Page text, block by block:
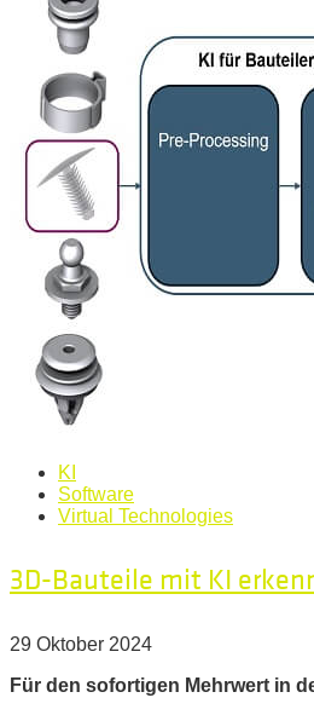
KI
Software
Virtual Technologies
3D-Bauteile mit KI
29 Oktober 2024
Für den sofortigen Mehrwert in